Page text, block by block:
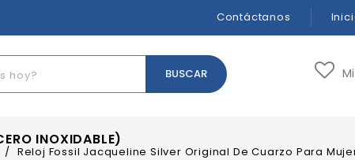
Contáctanos
INOXIDABLE)
/ Reloj Fossil Jacqueline Silver Original De Cuarzo Para